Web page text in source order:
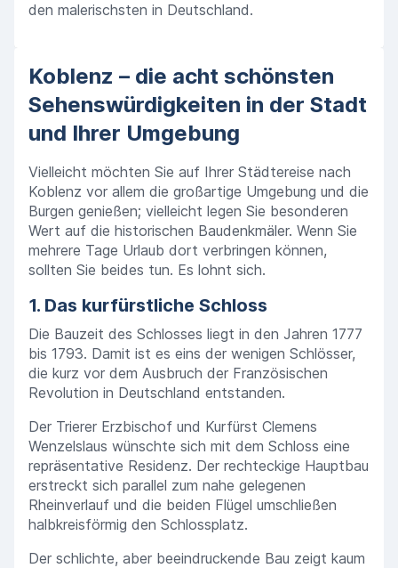
den malerischsten in Deutschland.
Koblenz – die acht schönsten
Sehenswürdigkeiten in der Stadt
und Ihrer Umgebung
Vielleicht möchten Sie auf Ihrer Städtereise nach
Koblenz vor allem die großartige Umgebung und die
Burgen genießen; vielleicht legen Sie besonderen
Wert auf die historischen Baudenkmäler. Wenn Sie
mehrere Tage Urlaub dort verbringen können,
sollten Sie beides tun. Es lohnt sich.
1. Das kurfürstliche Schloss
Die Bauzeit des Schlosses liegt in den Jahren 1777
bis 1793. Damit ist es eins der wenigen Schlösser,
die kurz vor dem Ausbruch der Französischen
Revolution in Deutschland entstanden.
Der Trierer Erzbischof und Kurfürst Clemens
Wenzelslaus wünschte sich mit dem Schloss eine
repräsentative Residenz. Der rechteckige Hauptbau
erstreckt sich parallel zum nahe gelegenen
Rheinverlauf und die beiden Flügel umschließen
halbkreisförmig den Schlossplatz.
Der schlichte, aber beeindruckende Bau zeigt kaum